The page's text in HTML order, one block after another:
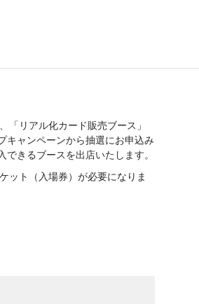
リアル化カード販売ブース」
キャンペーンから抽選にお申込み
きるブースを出店いたします。
ット（入場券）が必要になりま